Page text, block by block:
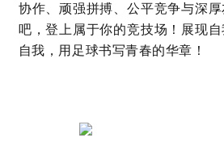
协作、顽强拼搏、公平竞争与深
吧，登上属于你的竞技场！展现
自我，用足球书写青春的华章！